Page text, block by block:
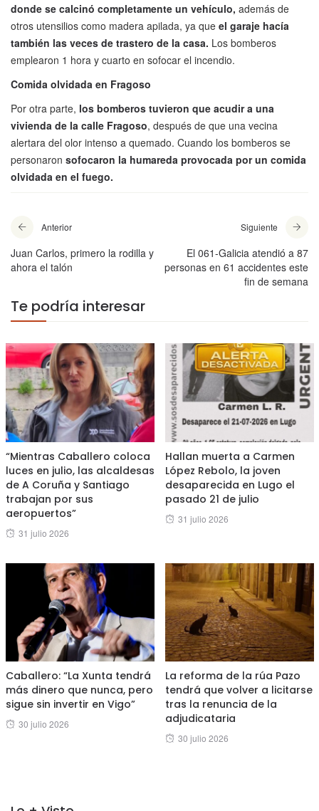
donde se calcinó completamente un vehículo, además de
otros utensilios como madera apilada, ya que el garaje hacía
también las veces de trastero de la casa. Los bomberos
emplearon 1 hora y cuarto en sofocar el incendio.
Comida olvidada en Fragoso
Por otra parte, los bomberos tuvieron que acudir a una
vivienda de la calle Fragoso, después de que una vecina
alertara del olor intenso a quemado. Cuando los bomberos se
personaron sofocaron la humareda provocada por un comida
olvidada en el fuego.
Anterior
Juan Carlos, primero la rodilla y
ahora el talón
Siguiente
El 061-Galicia atendió a 87
personas en 61 accidentes este
fin de semana
Te podría interesar
“Mientras Caballero coloca
luces en julio, las alcaldesas
de A Coruña y Santiago
trabajan por sus
aeropuertos”
Posted
31 julio 2026
Hallan muerta a Carmen
López Rebolo, la joven
desaparecida en Lugo el
pasado 21 de julio
Posted
31 julio 2026
Caballero: “La Xunta tendrá
más dinero que nunca, pero
sigue sin invertir en Vigo”
Posted
30 julio 2026
La reforma de la rúa Pazo
tendrá que volver a licitarse
tras la renuncia de la
adjudicataria
Posted
30 julio 2026